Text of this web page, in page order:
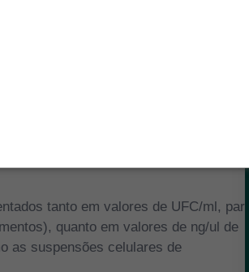
adicional de enriquecimento em
em uma metodologia molecular (PCR
ou ausência de
tanto em valores de UFC/ml, para
quanto em valores de ng/ul de
as suspensões celulares de